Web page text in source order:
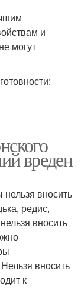
и
могут
вреден
нельзя вносить
редис,
вносить
вносить
к